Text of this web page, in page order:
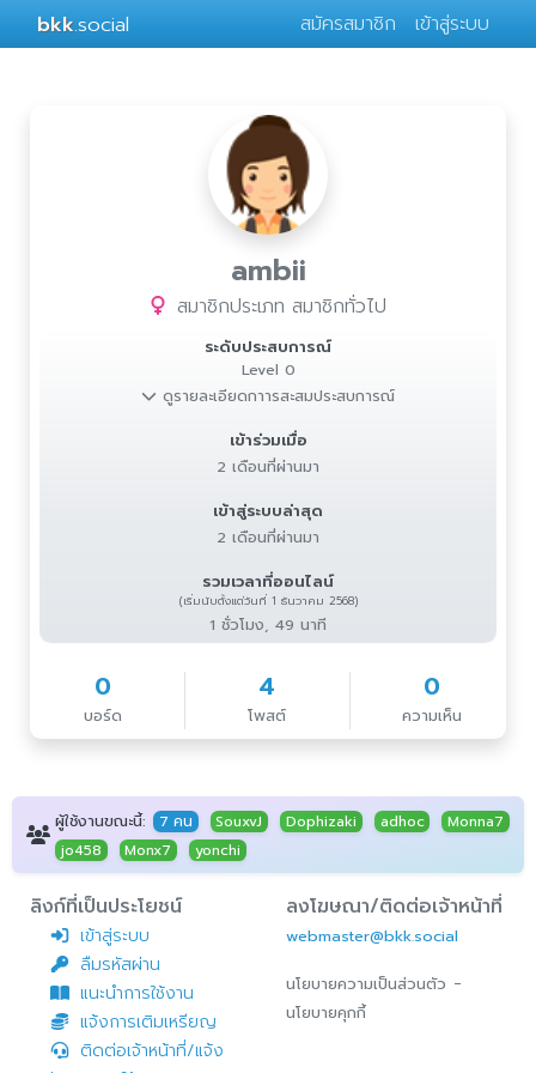
bkk.social สมัครสมาชิก เข้าสู่ระบบ
ambii
สมาชิกประเภท สมาชิกทั่วไป
ระดับประสบการณ์
Level 0
ดูรายละเอียดกาารสะสมประสบการณ์
เข้าร่วมเมื่อ
2 เดือนที่ผ่านมา
เข้าสู่ระบบล่าสุด
2 เดือนที่ผ่านมา
รวมเวลาที่ออนไลน์
(เริ่มนับตั้งแต่วันที่ 1 ธันวาคม 2568)
1 ชั่วโมง, 49 นาที
0
บอร์ด
4
โพสต์
0
ความเห็น
ผู้ใช้งานขณะนี้: 7 คน SouxvJ Dophizaki adhoc
Monna7
jo458
Monx7 yonchi
ลิงก์ที่เป็นประโยชน์
เข้าสู่ระบบ
ลืมรหัสผ่าน
แนะนำการใช้งาน
แจ้งการเติมเหรียญ
ติดต่อเจ้าหน้าที่/แจ้ง
ลงโฆษณา/ติดต่อเจ้าหน้าที่
webmaster@bkk.social
นโยบายความเป็นส่วนตัว -
นโยบายคุกกี้